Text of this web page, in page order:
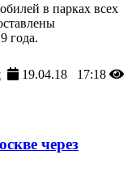
в парках всех
года.
19.04.18 17:18
через